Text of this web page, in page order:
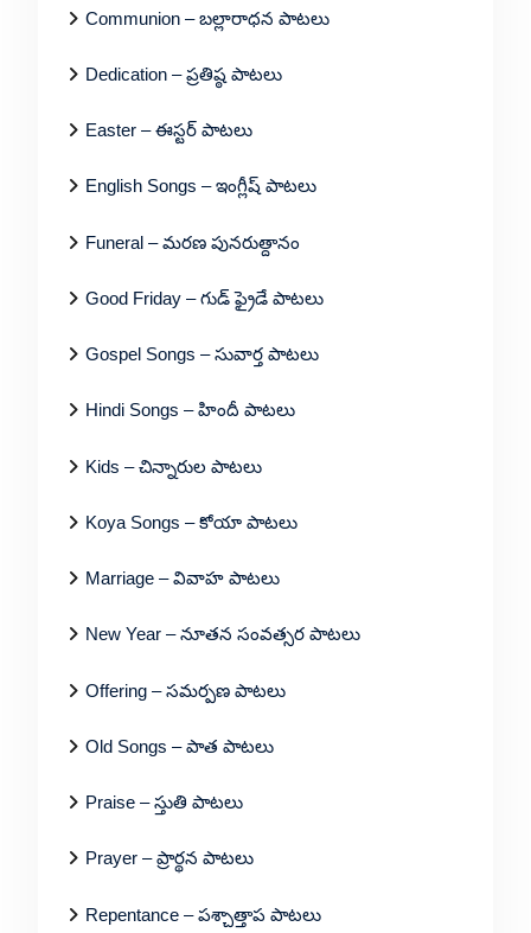
Communion – బల్లారాధన పాటలు
Dedication – ప్రతిష్ఠ పాటలు
Easter – ఈస్టర్ పాటలు
English Songs – ఇంగ్లీష్ పాటలు
Funeral – మరణ పునరుత్దానం
Good Friday – గుడ్ ఫ్రైడే పాటలు
Gospel Songs – సువార్త పాటలు
Hindi Songs – హిందీ పాటలు
Kids – చిన్నారుల పాటలు
Koya Songs – కోయా పాటలు
Marriage – వివాహ పాటలు
New Year – నూతన సంవత్సర పాటలు
Offering – సమర్పణ పాటలు
Old Songs – పాత పాటలు
Praise – స్తుతి పాటలు
Prayer – ప్రార్థన పాటలు
Repentance – పశ్చాత్తాప పాటలు